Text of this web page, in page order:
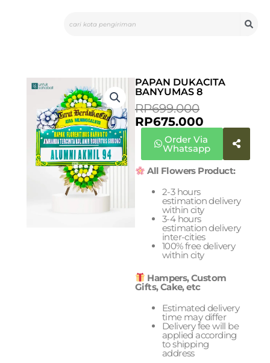
PAPAN DUKACITA
BANYUMAS 8
RP699.000
WAS:
RP675.000
IS:
RP675.000.
Order Via
Whatsapp
All Flowers Product:
2-3 hours
estimation delivery
within city
3-4 hours
estimation delivery
inter-cities
100% free delivery
within city
Hampers, Custom
Gifts, Cake, etc
Estimated delivery
time may differ
Delivery fee will be
applied according
to shipping
address